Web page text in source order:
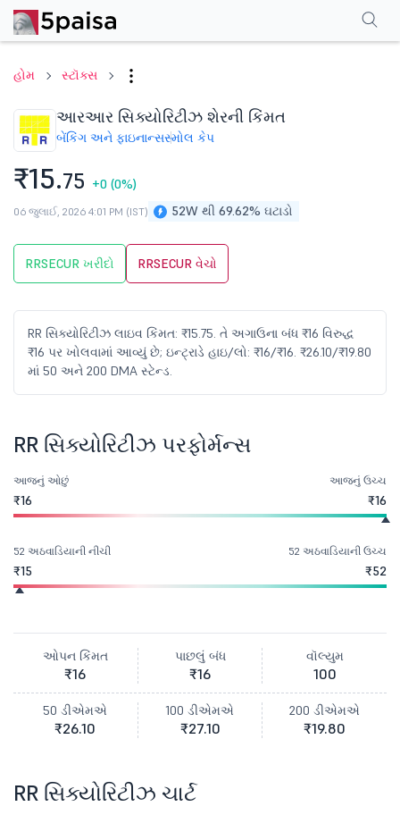
હોમ સ્ટૉક્સ
આરઆર સિક્યોરિટીઝ શેરની કિંમત
બેંકિંગ અને ફાઇનાન્સસ્મોલ કેપ
₹15.75 +0 (0%)
52W થી 69.62% ઘટાડો
06 જુલાઈ, 2026 4:01 PM (IST)
RRSECUR ખરીદો RRSECUR વેચો
RR સિક્યોરિટીઝ લાઇવ કિંમત: ₹15.75. તે અગાઉના બંધ ₹16 વિરુદ્ધ
₹16 પર ખોલવામાં આવ્યું છે; ઇન્ટ્રાડે હાઇ/લો: ₹16/₹16. ₹26.10/₹19.80
માં 50 અને 200 DMA સ્ટેન્ડ.
પરફોર્મન્સફાઇનાન્શિયલ્સ વધુ
RR સિક્યોરિટીઝ પરફોર્મન્સ
આજનું ઓછું
₹16
આજનું ઉચ્ચ
₹16
52 અઠવાડિયાની નીચી
₹15
52 અઠવાડિયાની ઉચ્ચ
₹52
ઓપન કિંમત
₹16
પાછલું બંધ
₹16
વૉલ્યુમ
100
50 ડીએમએ
₹26.10
100 ડીએમએ
₹27.10
200 ડીએમએ
₹19.80
RR સિક્યોરિટીઝ ચાર્ટ